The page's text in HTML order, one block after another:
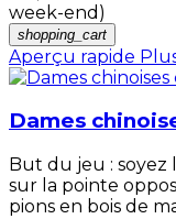
week-end)
shopping_cart
Aperçu rapide
Dames
But du jeu : soyez
sur la pointe
pions en bois de